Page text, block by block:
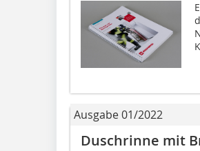
Ausgabe 01/2022
Duschrinne mit